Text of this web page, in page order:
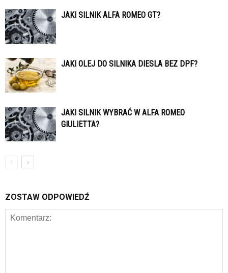
JAKI SILNIK ALFA ROMEO GT?
JAKI OLEJ DO SILNIKA DIESLA BEZ DPF?
JAKI SILNIK WYBRAĆ W ALFA ROMEO
GIULIETTA?
ZOSTAW ODPOWIEDŹ